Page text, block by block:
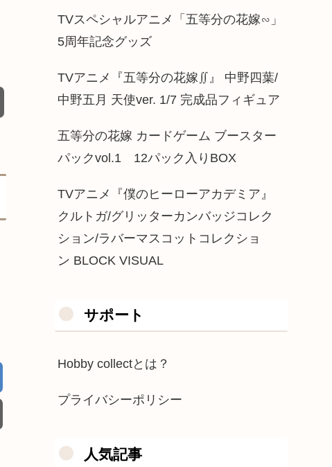
TVスペシャルアニメ「五等分の花嫁∽」
5周年記念グッズ
TVアニメ『五等分の花嫁∬』 中野四葉/
中野五月 天使ver. 1/7 完成品フィギュア
五等分の花嫁 カードゲーム ブースター
パックvol.1 12パック入りBOX
TVアニメ『僕のヒーローアカデミア』
クルトガ/グリッターカンバッジコレク
ション/ラバーマスコットコレクショ
ン BLOCK VISUAL
サポート
Hobby collectとは？
プライバシーポリシー
人気記事